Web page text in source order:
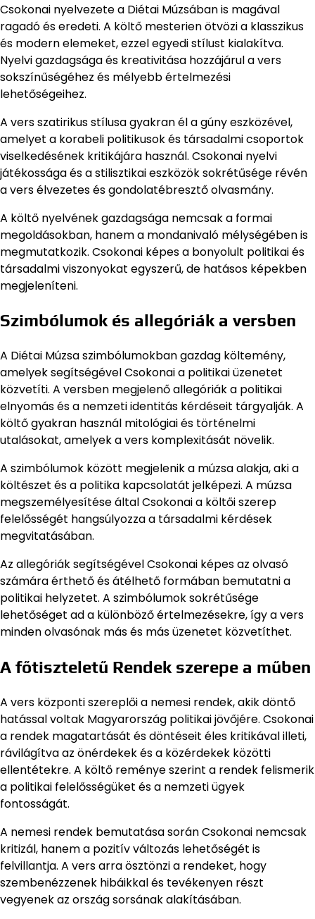
Csokonai nyelvezete a Diétai Múzsában is magával
ragadó és eredeti. A költő mesterien ötvözi a klasszikus
és modern elemeket, ezzel egyedi stílust kialakítva.
Nyelvi gazdagsága és kreativitása hozzájárul a vers
sokszínűségéhez és mélyebb értelmezési
lehetőségeihez.
A vers szatirikus stílusa gyakran él a gúny eszközével,
amelyet a korabeli politikusok és társadalmi csoportok
viselkedésének kritikájára használ. Csokonai nyelvi
játékossága és a stilisztikai eszközök sokrétűsége révén
a vers élvezetes és gondolatébresztő olvasmány.
A költő nyelvének gazdagsága nemcsak a formai
megoldásokban, hanem a mondanivaló mélységében is
megmutatkozik. Csokonai képes a bonyolult politikai és
társadalmi viszonyokat egyszerű, de hatásos képekben
megjeleníteni.
Szimbólumok és allegóriák a versben
A Diétai Múzsa szimbólumokban gazdag költemény,
amelyek segítségével Csokonai a politikai üzenetet
közvetíti. A versben megjelenő allegóriák a politikai
elnyomás és a nemzeti identitás kérdéseit tárgyalják. A
költő gyakran használ mitológiai és történelmi
utalásokat, amelyek a vers komplexitását növelik.
A szimbólumok között megjelenik a múzsa alakja, aki a
költészet és a politika kapcsolatát jelképezi. A múzsa
megszemélyesítése által Csokonai a költői szerep
felelősségét hangsúlyozza a társadalmi kérdések
megvitatásában.
Az allegóriák segítségével Csokonai képes az olvasó
számára érthető és átélhető formában bemutatni a
politikai helyzetet. A szimbólumok sokrétűsége
lehetőséget ad a különböző értelmezésekre, így a vers
minden olvasónak más és más üzenetet közvetíthet.
A főtiszteletű Rendek szerepe a műben
A vers központi szereplői a nemesi rendek, akik döntő
hatással voltak Magyarország politikai jövőjére. Csokonai
a rendek magatartását és döntéseit éles kritikával illeti,
rávilágítva az önérdekek és a közérdekek közötti
ellentétekre. A költő reménye szerint a rendek felismerik
a politikai felelősségüket és a nemzeti ügyek
fontosságát.
A nemesi rendek bemutatása során Csokonai nemcsak
kritizál, hanem a pozitív változás lehetőségét is
felvillantja. A vers arra ösztönzi a rendeket, hogy
szembenézzenek hibáikkal és tevékenyen részt
vegyenek az ország sorsának alakításában.